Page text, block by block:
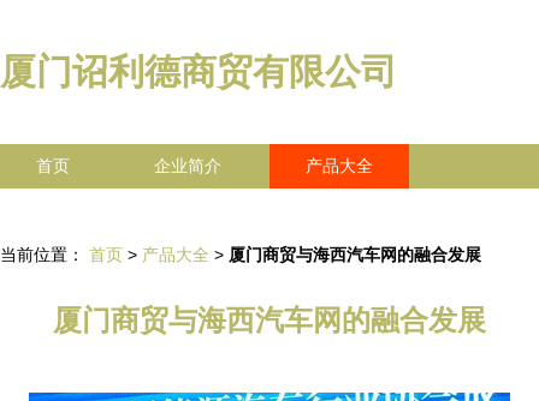
厦门诏利德商贸有限公司
首页 企业简介 产品大全
当前位置： 首页 > 产品大全 > 厦门商贸与海西汽车网的融合发展
厦门商贸与海西汽车网的融合发展